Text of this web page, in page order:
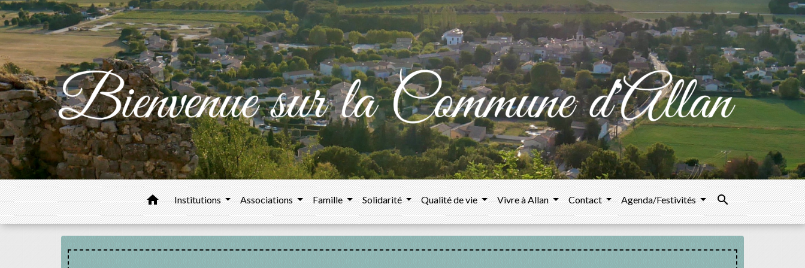
home Institutions Associations Famille Solidarité Qualité de vie Vivre à Allan Contact Agenda/Festivités search